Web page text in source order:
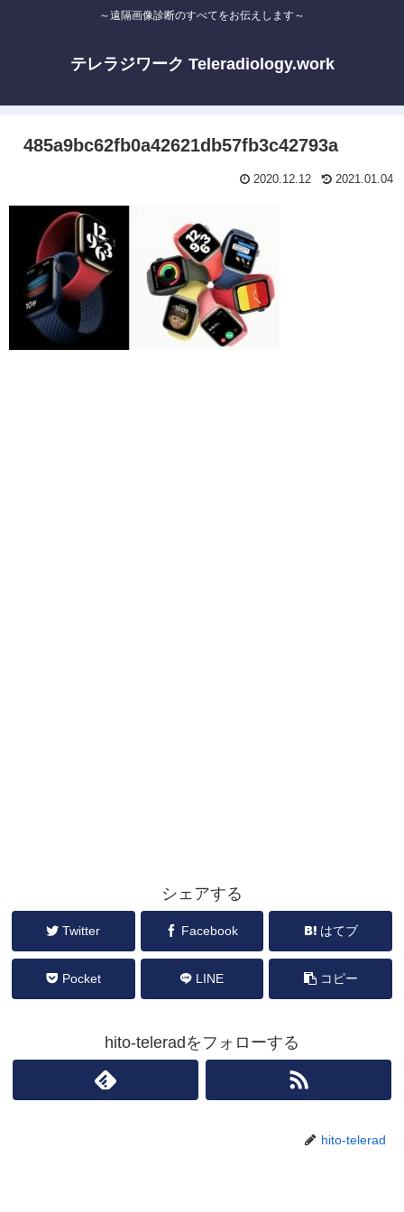
～遠隔画像診断のすべてをお伝えします～
テレラジワーク Teleradiology.work
485a9bc62fb0a42621db57fb3c42793a
2021.01.04
2020.12.12
シェアする
Twitter Facebook はてブ
Pocket LINE コピー
hito-teleradをフォローする
hito-telerad